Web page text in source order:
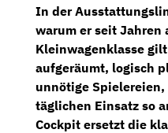
In der
warum er seit Jahren
Kleinwagenklasse
aufgeräumt, logisch
unnötige
täglichen Einsatz so
Cockpit ersetzt die